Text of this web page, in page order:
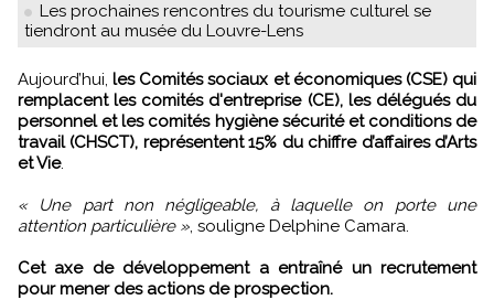
Les prochaines rencontres du tourisme culturel se
tiendront au musée du Louvre-Lens
Aujourd’hui,les Comités sociaux et économiques (CSE) qui
remplacent les comités d'entreprise (CE), les délégués du
personnel et les comités hygiène sécurité et conditions de
travail (CHSCT), représentent 15% du chiffre d’affaires d’Arts
et Vie.
« Une part non négligeable, à laquelle on porte une
attention particulière », souligne Delphine Camara.
Cet axe de développement a entraîné un recrutement
pour mener des actions de prospection.